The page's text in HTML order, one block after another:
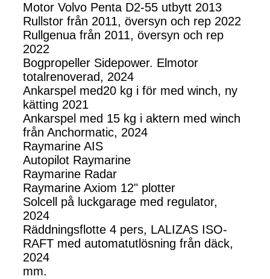
Motor Volvo Penta D2-55 utbytt 2013
Rullstor från 2011, översyn och rep 2022
Rullgenua från 2011, översyn och rep
2022
Bogpropeller Sidepower. Elmotor
totalrenoverad, 2024
Ankarspel med20 kg i för med winch, ny
kätting 2021
Ankarspel med 15 kg i aktern med winch
från Anchormatic, 2024
Raymarine AIS
Autopilot Raymarine
Raymarine Radar
Raymarine Axiom 12" plotter
Solcell på luckgarage med regulator,
2024
Räddningsflotte 4 pers, LALIZAS ISO-
RAFT med automatutlösning från däck,
2024
mm.